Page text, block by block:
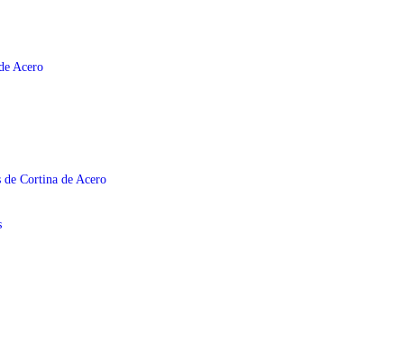
Acero
de Cortina de Acero